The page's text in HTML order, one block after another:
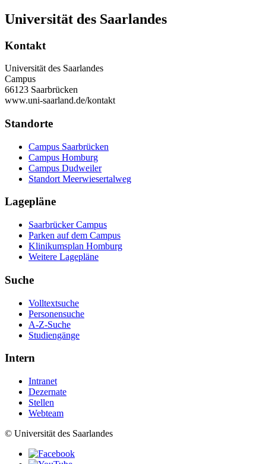
Universität des Saarlandes
Kontakt
Universität des Saarlandes
Campus
66123 Saarbrücken
www.uni-saarland.de/kontakt
Standorte
Campus Saarbrücken
Campus Homburg
Campus Dudweiler
Standort Meerwiesertalweg
Lagepläne
Saarbrücker Campus
Parken auf dem Campus
Klinikumsplan Homburg
Weitere Lagepläne
Suche
Volltextsuche
Personensuche
A-Z-Suche
Studiengänge
Intern
Intranet
Dezernate
Stellen
Webteam
© Universität des Saarlandes